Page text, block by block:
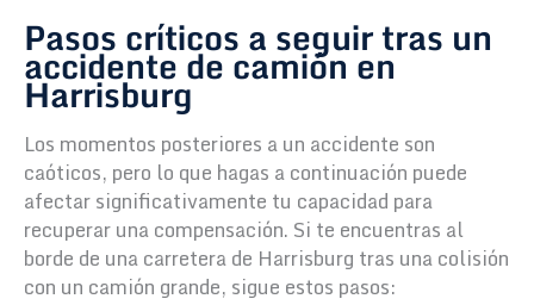
Pasos críticos a seguir tras un
accidente de camión en
Harrisburg
Los momentos posteriores a un accidente son
caóticos, pero lo que hagas a continuación puede
afectar significativamente tu capacidad para
recuperar una compensación. Si te encuentras al
borde de una carretera de Harrisburg tras una colisión
con un camión grande, sigue estos pasos: